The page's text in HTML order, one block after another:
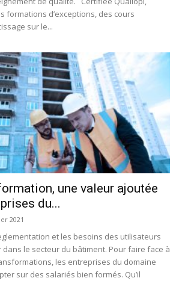
formations d’exceptions, des cours
sur le...
une valeur ajoutée
du...
2021
et les besoins des utilisateurs
dans le secteur du bâtiment. Pour faire face à
les entreprises du domaine
sur des salariés bien formés. Qu’il